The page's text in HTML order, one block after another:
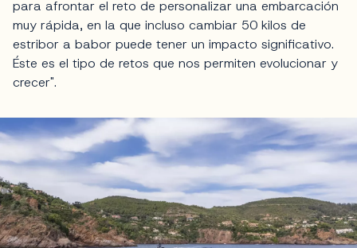
para afrontar el reto de personalizar una embarcación
muy rápida, en la que incluso cambiar 50 kilos de
estribor a babor puede tener un impacto significativo.
Éste es el tipo de retos que nos permiten evolucionar y
crecer".